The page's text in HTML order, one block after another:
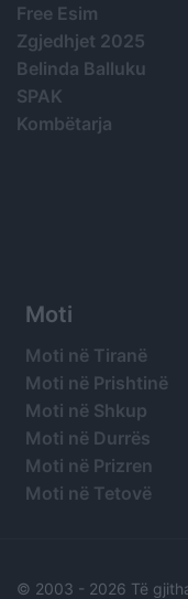
Free Esim
Zgjedhjet 2025
Belinda Balluku
SPAK
Kombëtarja
Moti
Moti në Tiranë
Moti në Prishtinë
Moti në Shkup
Moti në Durrës
Moti në Prizren
Moti në Tetovë
© 2003 - 2026 Të